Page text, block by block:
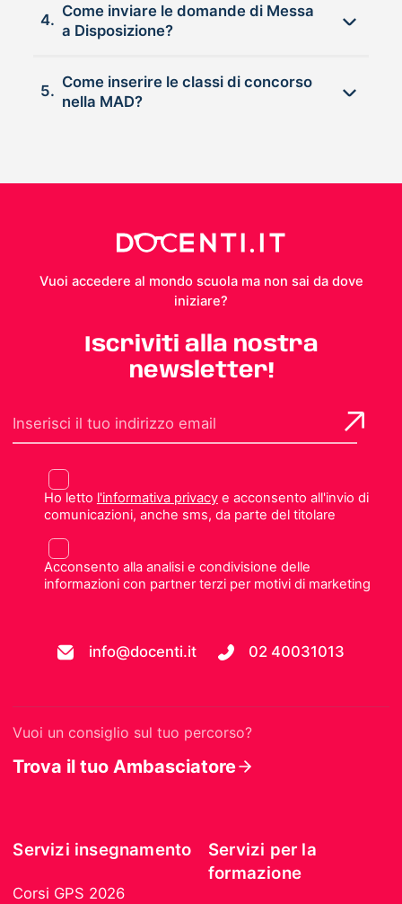
4.
Come inviare le domande di Messa
a Disposizione?
5.
Come inserire le classi di concorso
nella MAD?
Vuoi accedere al mondo scuola ma non sai da dove
iniziare?
Iscriviti alla nostra
newsletter!
Ho letto l'informativa privacye acconsento all'invio di
comunicazioni, anche sms, da parte del titolare
Acconsento alla analisi e condivisione delle
informazioni con partner terzi per motivi di marketing
info@docenti.it 02 40031013
Vuoi un consiglio sul tuo percorso?
Trova il tuo Ambasciatore
Servizi insegnamento
Corsi GPS 2026
Servizi per la
formazione